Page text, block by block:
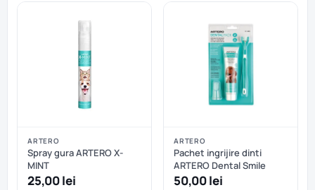
ARTERO
Spray gura ARTERO X-
MINT
25,00 lei
ARTERO
Pachet ingrijire dinti
ARTERO Dental Smile
50,00 lei